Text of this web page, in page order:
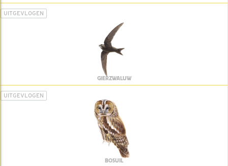
UITGEVLOGEN
GIERZWALUW
UITGEVLOGEN
BOSUIL